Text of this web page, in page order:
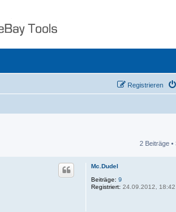
Registrieren
2 Beiträge •
Mc.Dudel
Beiträge: 9
Registriert: 24.09.2012, 18:42